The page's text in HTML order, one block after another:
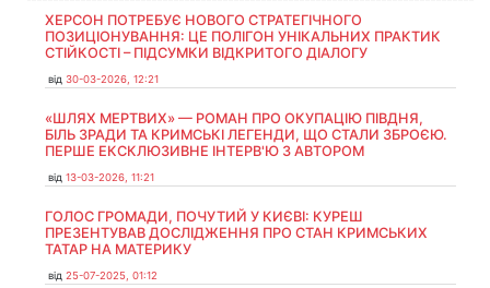
ХЕРСОН ПОТРЕБУЄ НОВОГО СТРАТЕГІЧНОГО
ПОЗИЦІОНУВАННЯ: ЦЕ ПОЛІГОН УНІКАЛЬНИХ ПРАКТИК
СТІЙКОСТІ – ПІДСУМКИ ВІДКРИТОГО ДІАЛОГУ
від 30-03-2026, 12:21
«ШЛЯХ МЕРТВИХ» — РОМАН ПРО ОКУПАЦІЮ ПІВДНЯ,
БІЛЬ ЗРАДИ ТА КРИМСЬКІ ЛЕГЕНДИ, ЩО СТАЛИ ЗБРОЄЮ.
ПЕРШЕ ЕКСКЛЮЗИВНЕ ІНТЕРВ'Ю З АВТОРОМ
від 13-03-2026, 11:21
ГОЛОС ГРОМАДИ, ПОЧУТИЙ У КИЄВІ: КУРЕШ
ПРЕЗЕНТУВАВ ДОСЛІДЖЕННЯ ПРО СТАН КРИМСЬКИХ
ТАТАР НА МАТЕРИКУ
від 25-07-2025, 01:12